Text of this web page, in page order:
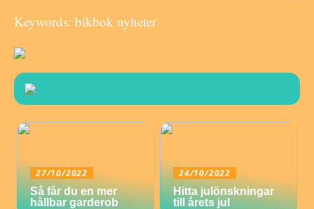
Keywords: bikbok nyheter
27/10/2022
Så får du en mer
hållbar garderob
24/10/2022
Hitta julönskningar
till årets jul